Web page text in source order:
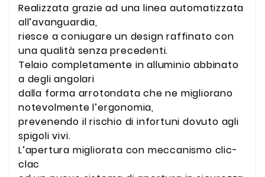
Realizzata grazie ad una linea automatizzata
all’avanguardia,
riesce a coniugare un design raffinato con
una qualità senza precedenti.
Telaio completamente in alluminio abbinato
a degli angolari
dalla forma arrotondata che ne migliorano
notevolmente l’ergonomia,
prevenendo il rischio di infortuni dovuto agli
spigoli vivi.
L’apertura migliorata con meccanismo clic-
clac